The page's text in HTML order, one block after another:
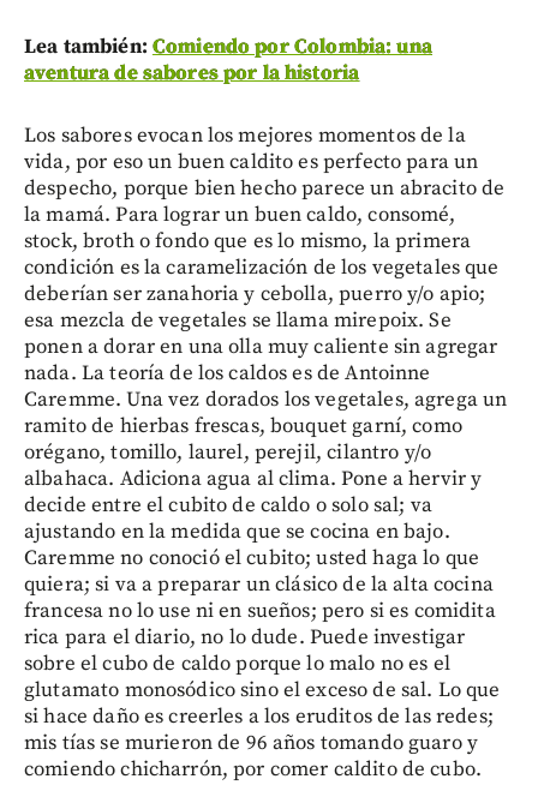
Lea también: Comiendo por Colombia: una
aventura de sabores por la historia
Los sabores evocan los mejores momentos de la
vida, por eso un buen caldito es perfecto para un
despecho, porque bien hecho parece un abracito de
la mamá. Para lograr un buen caldo, consomé,
stock, broth o fondo que es lo mismo, la primera
condición es la caramelización de los vegetales que
deberían ser zanahoria y cebolla, puerro y/o apio;
esa mezcla de vegetales se llama mirepoix. Se
ponen a dorar en una olla muy caliente sin agregar
nada. La teoría de los caldos es de Antoinne
Caremme. Una vez dorados los vegetales, agrega un
ramito de hierbas frescas, bouquet garní, como
orégano, tomillo, laurel, perejil, cilantro y/o
albahaca. Adiciona agua al clima. Pone a hervir y
decide entre el cubito de caldo o solo sal; va
ajustando en la medida que se cocina en bajo.
Caremme no conoció el cubito; usted haga lo que
quiera; si va a preparar un clásico de la alta cocina
francesa no lo use ni en sueños; pero si es comidita
rica para el diario, no lo dude. Puede investigar
sobre el cubo de caldo porque lo malo no es el
glutamato monosódico sino el exceso de sal. Lo que
si hace daño es creerles a los eruditos de las redes;
mis tías se murieron de 96 años tomando guaro y
comiendo chicharrón, por comer caldito de cubo.